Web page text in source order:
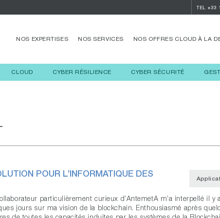
TEL +33
NOS EXPERTISES NOS SERVICES NOS OFFRES CLOUD À LA
CLOUD CYBER RÉSILIENCE CYBER SÉCURITÉ
POUR L’INFORMATIQUE DES
particulièrement curieux d’AntemetA m’a interpellé il y a
jours sur ma vision de la blockchain. Enthousiasmé après